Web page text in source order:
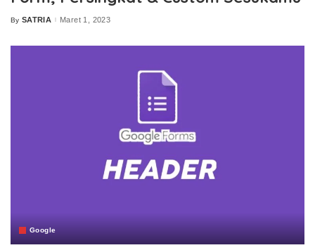
Posted
By SATRIA Maret 1, 2023
Google